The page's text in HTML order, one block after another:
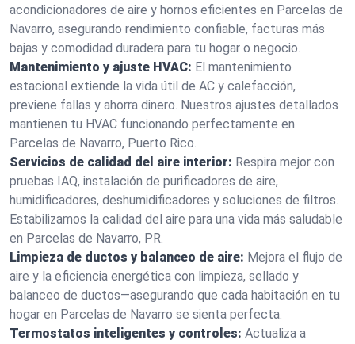
acondicionadores de aire y hornos eficientes en Parcelas de
Navarro, asegurando rendimiento confiable, facturas más
bajas y comodidad duradera para tu hogar o negocio.
Mantenimiento y ajuste HVAC: El mantenimiento
estacional extiende la vida útil de AC y calefacción,
previene fallas y ahorra dinero. Nuestros ajustes detallados
mantienen tu HVAC funcionando perfectamente en
Parcelas de Navarro, Puerto Rico.
Servicios de calidad del aire interior: Respira mejor con
pruebas IAQ, instalación de purificadores de aire,
humidificadores, deshumidificadores y soluciones de filtros.
Estabilizamos la calidad del aire para una vida más saludable
en Parcelas de Navarro, PR.
Limpieza de ductos y balanceo de aire: Mejora el flujo de
aire y la eficiencia energética con limpieza, sellado y
balanceo de ductos—asegurando que cada habitación en tu
hogar en Parcelas de Navarro se sienta perfecta.
Termostatos inteligentes y controles: Actualiza a